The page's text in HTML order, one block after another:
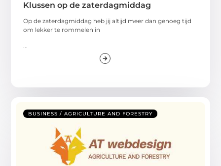
Klussen op de zaterdagmiddag
Op de zaterdagmiddag heb jij altijd meer dan genoeg tijd
om lekker te rommelen in
BUSINESS / AGRICULTURE AND FORESTRY